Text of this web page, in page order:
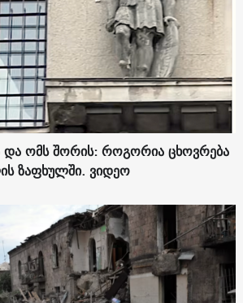
და ომს შორის: როგორია ცხოვრება
ზაფხულში. ვიდეო